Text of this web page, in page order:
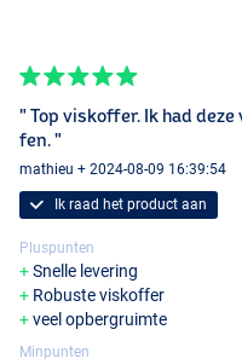
" Top viskoffer. Ik had
fen. "
mathieu + 2024-08-09 16:39:54
Ik raad het product aan
Pluspunten
Snelle levering
Robuste viskoffer
veel opbergruimte
Minpunten